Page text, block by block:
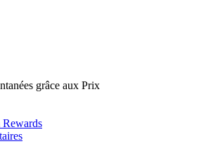
grâce aux Prix